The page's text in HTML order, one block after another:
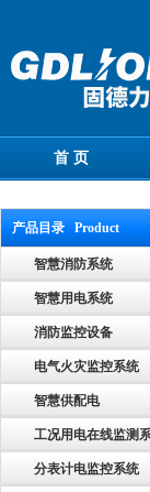
首 页
产品目录 Product
智慧消防系统
智慧用电系统
消防监控设备
电气火灾监控系统
智慧供配电
工况用电在线监测
分表计电监控系统